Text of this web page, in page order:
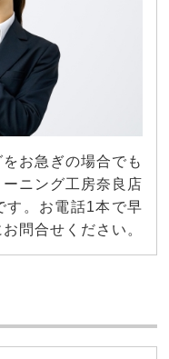
お急ぎの場合でも
ニング工房奈良店
す。お電話1本で早
問合せください。